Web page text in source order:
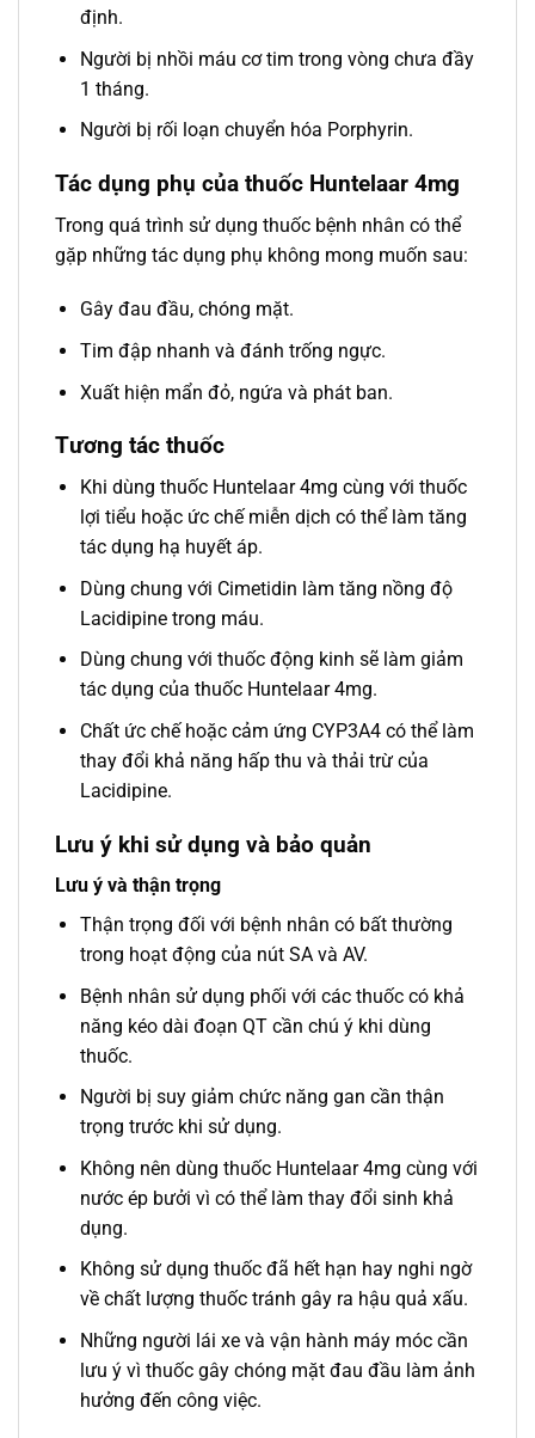
định.
Người bị nhồi máu cơ tim trong vòng chưa đầy
1 tháng.
Người bị rối loạn chuyển hóa Porphyrin.
Tác dụng phụ của thuốc Huntelaar 4mg
Trong quá trình sử dụng thuốc bệnh nhân có thể
gặp những tác dụng phụ không mong muốn sau:
Gây đau đầu, chóng mặt.
Tim đập nhanh và đánh trống ngực.
Xuất hiện mẩn đỏ, ngứa và phát ban.
Tương tác thuốc
Khi dùng thuốc Huntelaar 4mg cùng với thuốc
lợi tiểu hoặc ức chế miễn dịch có thể làm tăng
tác dụng hạ huyết áp.
Dùng chung với Cimetidin làm tăng nồng độ
Lacidipine trong máu.
Dùng chung với thuốc động kinh sẽ làm giảm
tác dụng của thuốc Huntelaar 4mg.
Chất ức chế hoặc cảm ứng CYP3A4 có thể làm
thay đổi khả năng hấp thu và thải trừ của
Lacidipine.
Lưu ý khi sử dụng và bảo quản
Lưu ý và thận trọng
Thận trọng đối với bệnh nhân có bất thường
trong hoạt động của nút SA và AV.
Bệnh nhân sử dụng phối với các thuốc có khả
năng kéo dài đoạn QT cần chú ý khi dùng
thuốc.
Người bị suy giảm chức năng gan cần thận
trọng trước khi sử dụng.
Không nên dùng thuốc Huntelaar 4mg cùng với
nước ép bưởi vì có thể làm thay đổi sinh khả
dụng.
Không sử dụng thuốc đã hết hạn hay nghi ngờ
về chất lượng thuốc tránh gây ra hậu quả xấu.
Những người lái xe và vận hành máy móc cần
lưu ý vì thuốc gây chóng mặt đau đầu làm ảnh
hưởng đến công việc.